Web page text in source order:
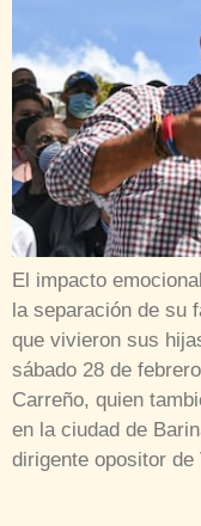
El impacto
la separación de su
que vivieron sus
sábado 28 de
Carreño, quien
en la ciudad de
dirigente opositor